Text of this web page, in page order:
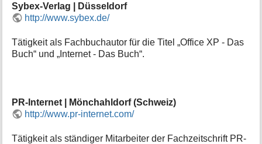
Sybex-Verlag | Düsseldorf
http://www.sybex.de/
Tätigkeit als Fachbuchautor für die Titel „Office XP - Das
Buch“ und „Internet - Das Buch“.
PR-Internet | Mönchahldorf (Schweiz)
http://www.pr-internet.com/
Tätigkeit als ständiger Mitarbeiter der Fachzeitschrift PR-